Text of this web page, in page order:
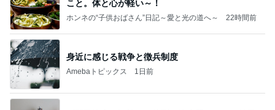
こと。体と心が軽い～！
ホンネの“子供おばさん”日記～愛と光の道へ～ 22時間前
身近に感じる戦争と徴兵制度
Amebaトピックス 1日前